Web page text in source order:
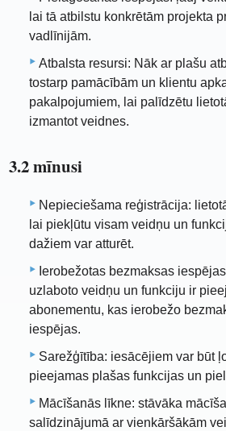
lai tā atbilstu konkrētām projekta
vadlīnijām.
Atbalsta resursi: Nāk ar plašu
tostarp pamācībām un klientu
pakalpojumiem, lai palīdzētu
izmantot veidnes.
3.2 mīnusi
Nepieciešama reģistrācija:
lai piekļūtu visam veidņu un
dažiem var atturēt.
Ierobežotas bezmaksas
uzlaboto veidņu un funkciju ir
abonementu, kas ierobežo
iespējas.
Sarežģītība: iesācējiem var būt
pieejamas plašas funkcijas un
Mācīšanās līkne: stāvāka
salīdzinājumā ar vienkāršākām